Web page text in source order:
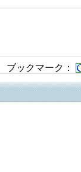
ブックマーク：